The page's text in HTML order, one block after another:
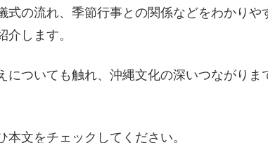
の流れ、季節行事との関係などをわかりや
します。
ついても触れ、沖縄文化の深いつながりま
文をチェックしてください。